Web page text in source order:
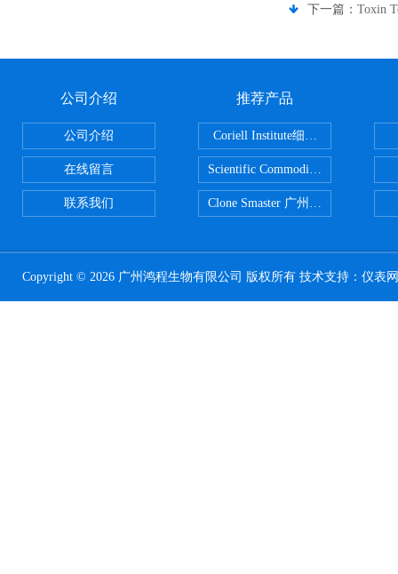
下一篇： Toxin
公司介绍
公司介绍
在线留言
联系我们
推荐产品
Scientific CommoditiesPE管 广州
Clone Smaster 广州鸿程代理
Copyright © 2026 广州鸿程生物有限公司 版权所有 技术支持： 仪表网